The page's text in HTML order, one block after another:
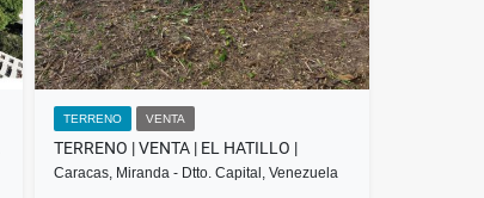
TERRENO VENTA
TERRENO | VENTA | EL HATILLO |
Caracas, Miranda - Dtto. Capital, Venezuela